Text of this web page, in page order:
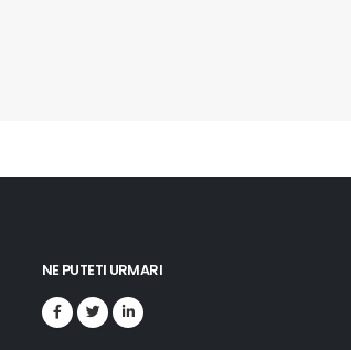
NE PUTETI URMARI